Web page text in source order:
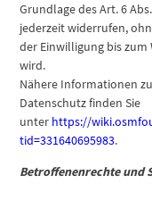
Grundlage des Art. 6
jederzeit widerrufen,
der Einwilligung bis
wird.
Nähere Informationen
Datenschutz finden Sie
unter https://
tid=331640695983.
Betroffenenrechte und